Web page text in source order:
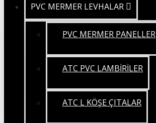
PVC MERMER LEVHALAR
PVC MERMER PANELLER
ATC PVC LAMBİRİLER
ATC L KÖŞE ÇITALAR